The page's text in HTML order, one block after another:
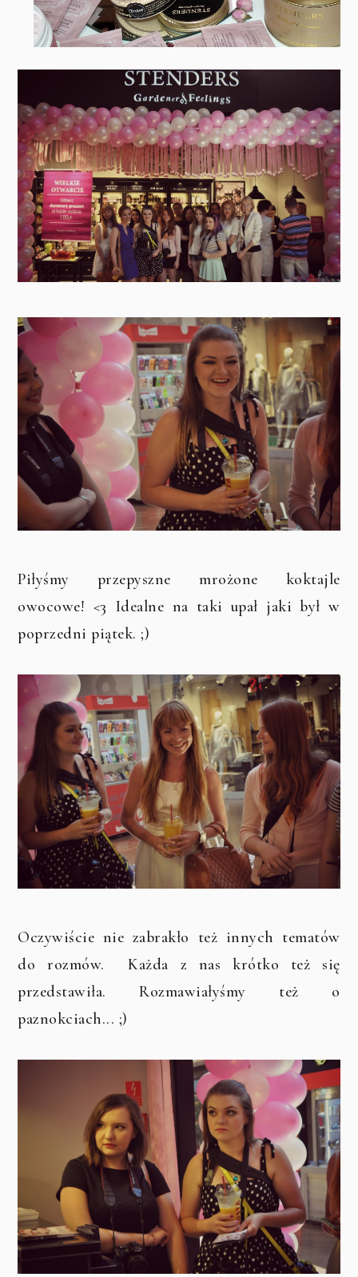
Piłyśmy przepyszne mrożone koktajle
owocowe! <3 Idealne na taki upał jaki był w
poprzedni piątek. ;)
Oczywiście nie zabrakło też innych tematów
do rozmów. Każda z nas krótko też się
przedstawiła. Rozmawiałyśmy też o
paznokciach... ;)